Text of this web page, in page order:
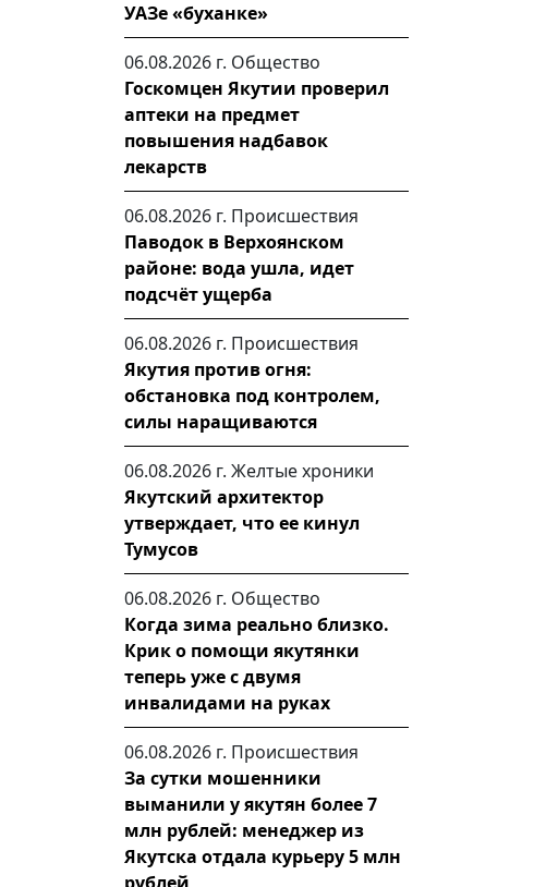
УАЗе «буханке»
06.08.2026 г. Общество
Госкомцен Якутии проверил
аптеки на предмет
повышения надбавок
лекарств
06.08.2026 г. Происшествия
Паводок в Верхоянском
районе: вода ушла, идет
подсчёт ущерба
06.08.2026 г. Происшествия
Якутия против огня:
обстановка под контролем,
силы наращиваются
06.08.2026 г. Желтые хроники
Якутский архитектор
утверждает, что ее кинул
Тумусов
06.08.2026 г. Общество
Когда зима реально близко.
Крик о помощи якутянки
теперь уже с двумя
инвалидами на руках
06.08.2026 г. Происшествия
За сутки мошенники
выманили у якутян более 7
млн рублей: менеджер из
Якутска отдала курьеру 5 млн